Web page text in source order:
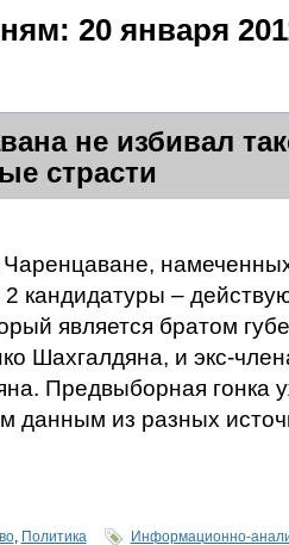
20 января
не избивал
страсти
2 кандидатуры –
является братом
Шахгалдяна, и экс-
Предвыборная гонка
данным из разных
, Политика Информационно-